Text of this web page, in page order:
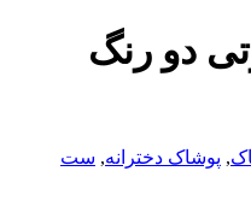
دو رنگ
, پوشاک دخترانه, ست